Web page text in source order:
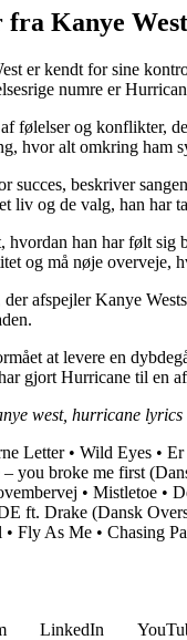
fra Kanye
er kendt for sine
numre er
følelser og konflikter,
hvor alt omkring ham
succes, beskriver
liv og de valg, han har
hvordan han har følt
og må nøje overveje,
afspejler Kanye
at levere en
gjort Hurricane til en
west, hurricane lyrics
Letter• Wild Eyes • Er
– you broke me first
• Mistletoe •
ft. Drake (Dansk
• Fly As Me • Chasing
LinkedIn